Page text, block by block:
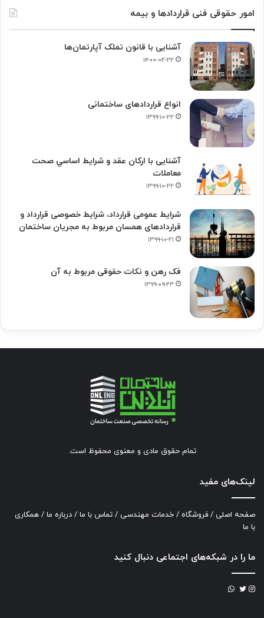
امور حقوقی فنی قراردادها و بیمه
آشنایی با قانون تملک آپارتمان‌ها
۱۴۰۰-۰۲-۲۲
انواع قراردادهای ساختمانی
۱۳۹۹-۱۰-۲۲
آشنایی با ارکان عقد و شرايط اساسي صحت
معاملات
۱۳۹۹-۱۰-۲۲
شرایط عمومی قرارداد، شرایط خصوصی قرارداد و
قراردادهای همسان مربوط به مجریان ساختمان
۱۳۹۹-۱۰-۲۱
فک‌ رهن و نکات حقوقی مربوط به آن
۱۳۹۹-۰۹-۲۳
تمام حقوق مادی و معنوی محفوظ است.
لینک‌های مفید
صفحه اصلی / فروشگاه / خدمات مهندسی / تماس با ما / درباره ما / همکاری
با ما
ما را در شبکه‌های اجتماعی دنبال کنید